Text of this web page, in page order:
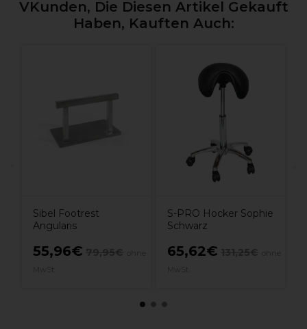
VKunden, Die Diesen Artikel Gekauft
Haben, Kauften Auch:
Sibel Footrest
Angularis
55,96€
S-PRO Hocker Sophie
Schwarz
65,62€